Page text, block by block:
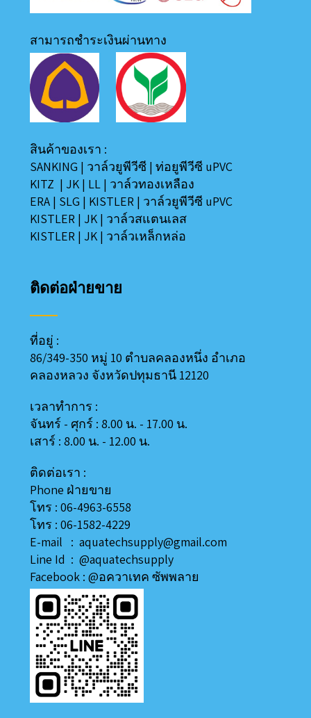
สามารถชำระเงินผ่านทาง
สินค้าของเรา :
SANKING | วาล์วยูพีวีซี |ท่อยูพีวีซี uPVC
KITZ | JK | LL | วาล์วทองเหลือง
ERA | SLG | KISTLER | วาล์วยูพีวีซี uPVC
KISTLER | JK | วาล์วสแตนเลส
KISTLER | JK | วาล์วเหล็กหล่อ
ติดต่อฝ่ายขาย
ที่อยู่ :
86/349-350 หมู่ 10 ตำบลคลองหนึ่ง อำเภอ
คลองหลวง จังหวัดปทุมธานี 12120
เวลาทำการ :
จันทร์ - ศุกร์ : 8.00 น. - 17.00 น.
เสาร์ : 8.00 น. - 12.00 น.
ติดต่อเรา :
Phone ฝ่ายขาย
โทร : 06-4963-6558
โทร : 06-1582-4229
E-mail : aquatechsupply@gmail.com
Line Id :@aquatechsupply
Facebook :@อควาเทค ซัพพลาย